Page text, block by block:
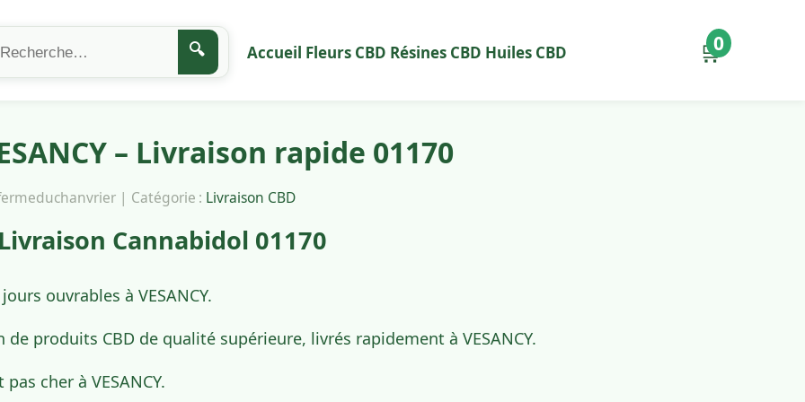
🔍 Accueil Fleurs CBD Résines CBD Huiles CBD 🛒
0
– Livraison rapide 01170
| Catégorie : Livraison CBD
Livraison Cannabidol 01170
ouvrables à VESANCY.
produits CBD de qualité supérieure, livrés rapidement à VESANCY.
cher à VESANCY.